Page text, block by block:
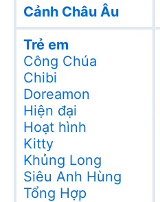
Cảnh Châu Âu
Trẻ em
Công Chúa
Chibi
Doreamon
Hiện đại
Hoạt hình
Kitty
Khủng Long
Siêu Anh Hùng
Tổng Hợp